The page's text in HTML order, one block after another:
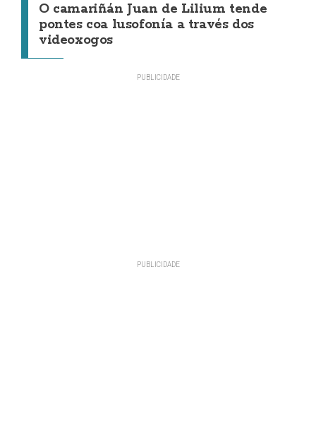
O camariñán Juan de Lilium tende
pontes coa lusofonía a través dos
videoxogos